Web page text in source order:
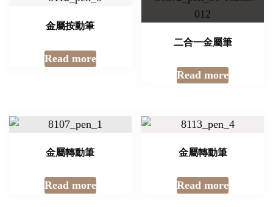
金屬按動筆
Read more
二合一金屬筆
Read more
金屬轉動筆
Read more
金屬轉動筆
Read more